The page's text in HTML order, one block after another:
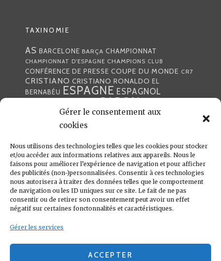
Gérer le consentement aux
cookies
Nous utilisons des technologies telles que les cookies pour stocker
et/ou accéder aux informations relatives aux appareils. Nous le
faisons pour améliorer l’expérience de navigation et pour afficher
des publicités (non-)personnalisées. Consentir à ces technologies
nous autorisera à traiter des données telles que le comportement
de navigation ou les ID uniques sur ce site. Le fait de ne pas
consentir ou de retirer son consentement peut avoir un effet
négatif sur certaines fonctonnalités et caractéristiques.
Gérer les services
ACCEPTER
TAXINOMIE
AS BARCELONE BARÇA CHAMPIONNAT
CHAMPIONNAT D'ESPAGNE CHAMPIONS CLUB
CONFÉRENCE DE PRESSE COUPE DU MONDE CR7
CRISTIANO CRISTIANO RONALDO EL
BERNABÉU ESPAGNE ESPAGNOL
GABON
JULEN LOPETEGUI KARIM BENZÉMA
LIGUE DES CHAMPIONS
MADRILÈNES MARCA MARCELO MERCATO
MERENGUE MERENGUES PORTUGAL PRESSE
PRESSE MADRILÈNEREALREAL
MADRID RONALDO SANTIAGO SOLARI
UEFA ZIDANE ZINÉDINE ZINÉDINE ZIDANE
LIENS UTILES
REAL MADRID
CONDITIONS GÉNÉRALES
POLITIQUE DE COOKIES (UE)